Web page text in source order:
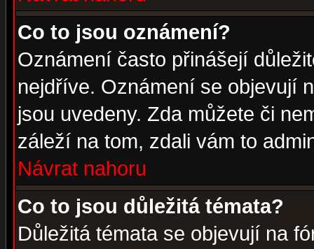
Co to jsou oznámení?
Oznámení často přinášejí
nejdříve. Oznámení se objevují
jsou uvedeny. Zda můžete či
záleží na tom, zdali vám to
Návrat nahoru
Co to jsou důležitá témata?
Důležitá témata se objevují na